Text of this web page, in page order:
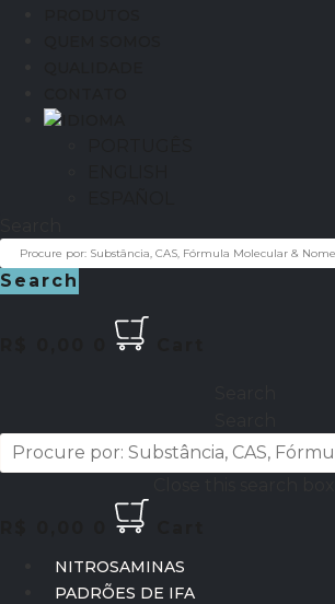
Search
NITROSAMINAS
PADRÕES DE IFA